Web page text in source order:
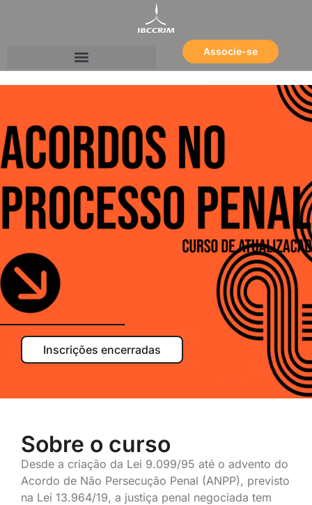
Associe-se
Inscrições encerradas
Sobre o curso
Desde a criação da Lei 9.099/95 até o advento do
Acordo de Não Persecução Penal (ANPP), previsto
na Lei 13.964/19, a justiça penal negociada tem